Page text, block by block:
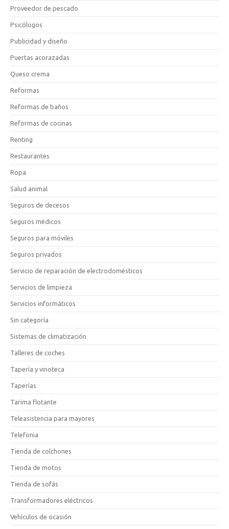
Proveedor de pescado
Psicólogos
Publicidad y diseño
Puertas acorazadas
Queso crema
Reformas
Reformas de baños
Reformas de cocinas
Renting
Restaurantes
Ropa
Salud animal
Seguros de decesos
Seguros médicos
Seguros para móviles
Seguros privados
Servicio de reparación de electrodomésticos
Servicios de limpieza
Servicios informáticos
Sin categoría
Sistemas de climatización
Talleres de coches
Tapería y vinoteca
Taperías
Tarima flotante
Teleasistencia para mayores
Telefonia
Tienda de colchones
Tienda de motos
Tienda de sofás
Transformadores eléctricos
Vehículos de ocasión